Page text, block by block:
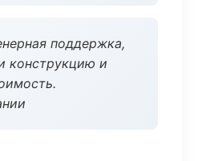
поддержка,
конструкцию и